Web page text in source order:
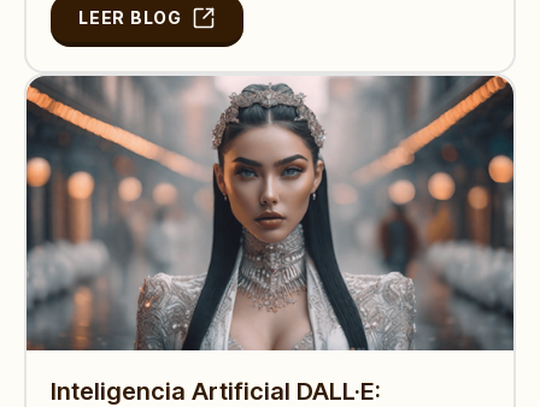
LEER BLOG
Inteligencia Artificial DALL·E: